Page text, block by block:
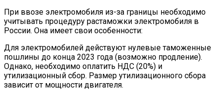
При ввозе электромобиля из-за границы необходимо
учитывать процедуру растаможки электромобиля в
России. Она имеет свои особенности:
Для электромобилей действуют нулевые таможенные
пошлины до конца 2023 года (возможно продление).
Однако, необходимо оплатить НДС (20%) и
утилизационный сбор. Размер утилизационного сбора
зависит от мощности двигателя.